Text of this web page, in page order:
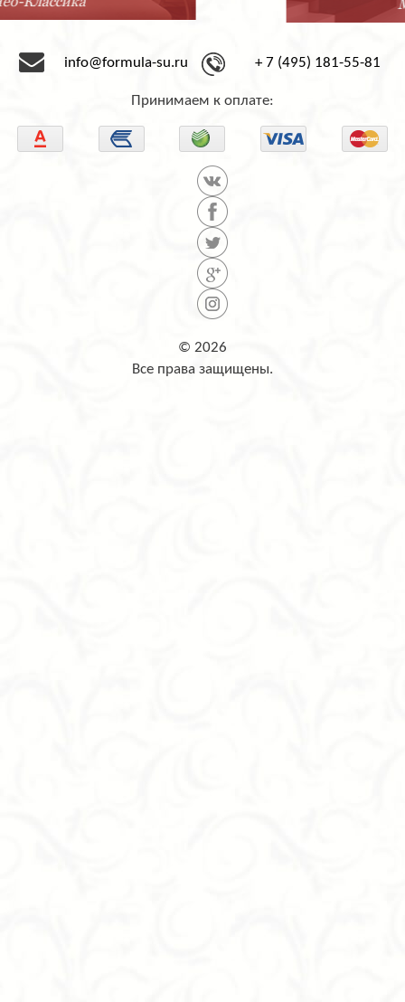
Минимализм
info@formula-su.ru + 7 (495) 181-55-81
Принимаем к оплате:
© 2026
Все права защищены.